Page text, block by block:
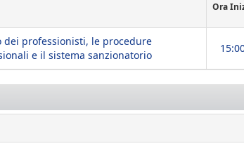
Ora
professionisti, le procedure
e il sistema sanzionatorio